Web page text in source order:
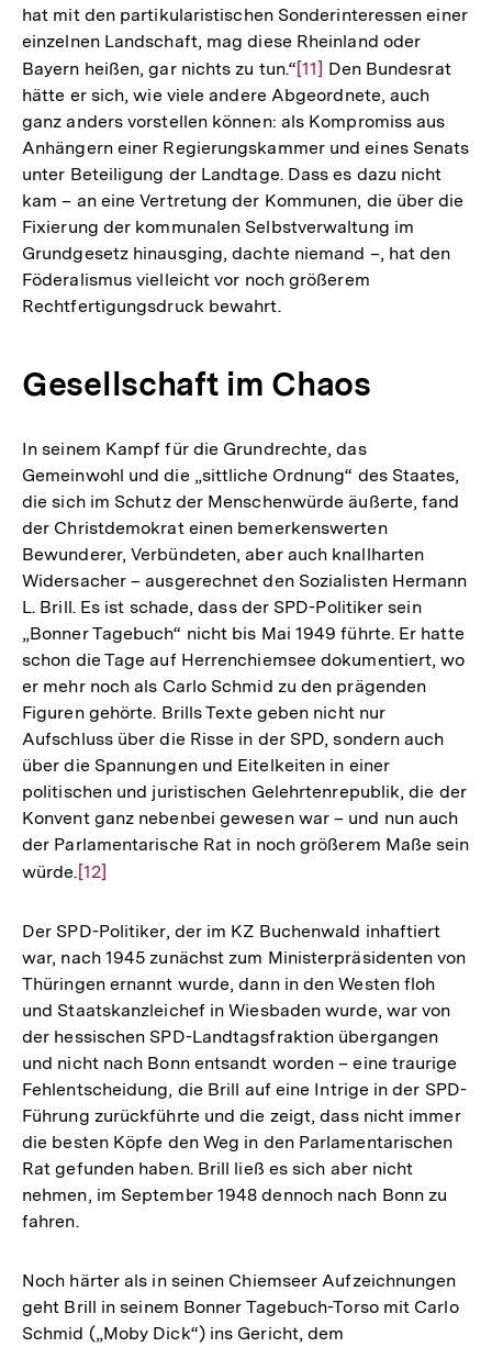
hat mit den partikularistischen Sonderinteressen einer
einzelnen Landschaft, mag diese Rheinland oder
Bayern heißen, gar nichts zu tun.“Zur
Auflösung
der
Fußnote
[11] Den Bundesrat
hätte er sich, wie viele andere Abgeordnete, auch
ganz anders vorstellen können: als Kompromiss aus
Anhängern einer Regierungskammer und eines Senats
unter Beteiligung der Landtage. Dass es dazu nicht
kam – an eine Vertretung der Kommunen, die über die
Fixierung der kommunalen Selbstverwaltung im
Grundgesetz hinausging, dachte niemand –, hat den
Föderalismus vielleicht vor noch größerem
Rechtfertigungsdruck bewahrt.
Gesellschaft im Chaos
In seinem Kampf für die Grundrechte, das
Gemeinwohl und die „sittliche Ordnung“ des Staates,
die sich im Schutz der Menschenwürde äußerte, fand
der Christdemokrat einen bemerkenswerten
Bewunderer, Verbündeten, aber auch knallharten
Widersacher – ausgerechnet den Sozialisten Hermann
L. Brill. Es ist schade, dass der SPD-Politiker sein
„Bonner Tagebuch“ nicht bis Mai 1949 führte. Er hatte
schon die Tage auf Herrenchiemsee dokumentiert, wo
er mehr noch als Carlo Schmid zu den prägenden
Figuren gehörte. Brills Texte geben nicht nur
Aufschluss über die Risse in der SPD, sondern auch
über die Spannungen und Eitelkeiten in einer
politischen und juristischen Gelehrtenrepublik, die der
Konvent ganz nebenbei gewesen war – und nun auch
der Parlamentarische Rat in noch größerem Maße sein
würde. Zur
der
Fußnote
[12]
Der SPD-Politiker, der im KZ Buchenwald inhaftiert
war, nach 1945 zunächst zum Ministerpräsidenten von
Thüringen ernannt wurde, dann in den Westen floh
und Staatskanzleichef in Wiesbaden wurde, war von
der hessischen SPD-Landtagsfraktion übergangen
und nicht nach Bonn entsandt worden – eine traurige
Fehlentscheidung, die Brill auf eine Intrige in der SPD-
Führung zurückführte und die zeigt, dass nicht immer
die besten Köpfe den Weg in den Parlamentarischen
Rat gefunden haben. Brill ließ es sich aber nicht
nehmen, im September 1948 dennoch nach Bonn zu
fahren.
Noch härter als in seinen Chiemseer Aufzeichnungen
geht Brill in seinem Bonner Tagebuch-Torso mit Carlo
Schmid („Moby Dick“) ins Gericht, dem